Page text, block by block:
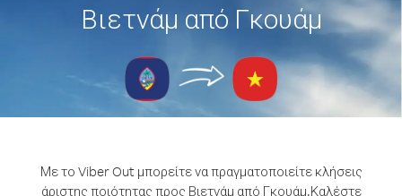
Βιετνάμ από Γκουάμ
Με το Viber Out μπορείτε να πραγματοποιείτε κλήσεις
άριστης ποιότητας προς Βιετνάμ από Γκουάμ.Καλέστε